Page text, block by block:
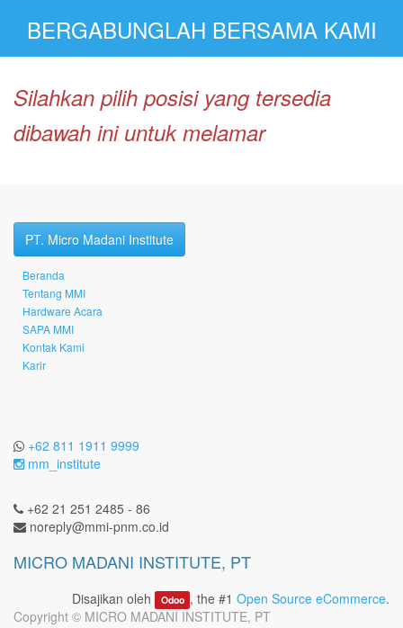
BERGABUNGLAH BERSAMA KAMI
Silahkan pilih posisi yang tersedia
dibawah ini untuk melamar
PT. Micro Madani Institute
Beranda
Tentang MMI
Hardware Acara
SAPA MMI
Kontak Kami
Karir
+62 811 1911 9999
mm_institute
+62 21 251 2485 - 86
noreply@mmi-pnm.co.id
MICRO MADANI INSTITUTE, PT
Disajikan oleh Odoo , the #1 Open Source eCommerce.
Copyright © MICRO MADANI INSTITUTE, PT